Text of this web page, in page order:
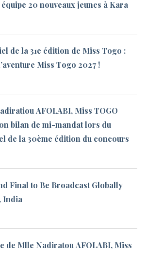
20 nouveaux jeunes à Kara
de la 31e édition de Miss Togo :
Miss Togo 2027 !
AFOLABI, Miss TOGO
bilan de mi-mandat lors du
de la 30ème édition du concours
Final to Be Broadcast Globally
India
de Mlle Nadiratou AFOLABI, Miss